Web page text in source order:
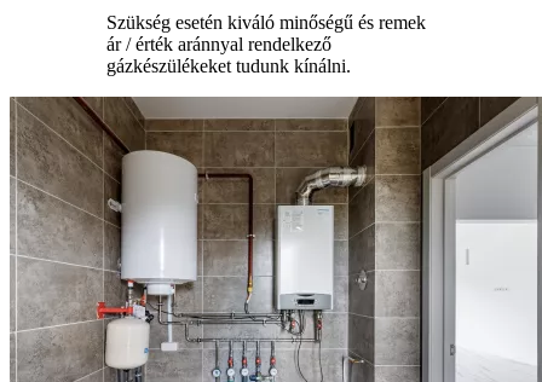
Szükség esetén kiváló minőségű és remek
ár / érték aránnyal rendelkező
gázkészülékeket tudunk kínálni.